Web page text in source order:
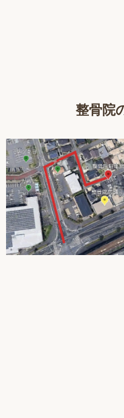
整骨院